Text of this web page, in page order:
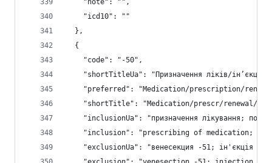
    "note": "",
    "icd10": ""
  },
  {
    "code": "-50",
"shortTitleUa": "Призначення ліків/ін’єкції
"preferred": "Medication/prescription/
"shortTitle": "Medication/prescr/renewal/
"inclusionUa": "призначення лікування;
"inclusion": "prescribing of medication;
"exclusionUa": "венесекция -51; ін'єкція